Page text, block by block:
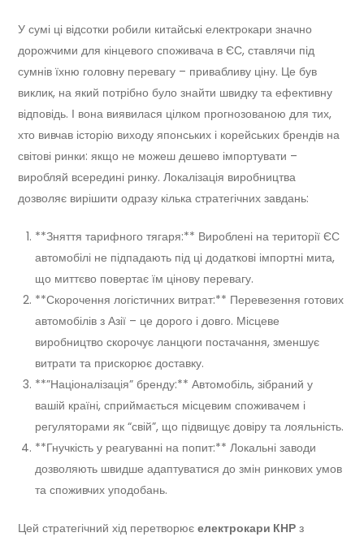
У сумі ці відсотки робили китайські електрокари значно
дорожчими для кінцевого споживача в ЄС, ставлячи під
сумнів їхню головну перевагу – привабливу ціну. Це був
виклик, на який потрібно було знайти швидку та ефективну
відповідь. І вона виявилася цілком прогнозованою для тих,
хто вивчав історію виходу японських і корейських брендів на
світові ринки: якщо не можеш дешево імпортувати –
виробляй всередині ринку. Локалізація виробництва
дозволяє вирішити одразу кілька стратегічних завдань:
**Зняття тарифного тягаря:** Вироблені на території ЄС
автомобілі не підпадають під ці додаткові імпортні мита,
що миттєво повертає їм цінову перевагу.
**Скорочення логістичних витрат:** Перевезення готових
автомобілів з Азії – це дорого і довго. Місцеве
виробництво скорочує ланцюги постачання, зменшує
витрати та прискорює доставку.
**”Націоналізація” бренду:** Автомобіль, зібраний у
вашій країні, сприймається місцевим споживачем і
регуляторами як “свій”, що підвищує довіру та лояльність.
**Гнучкість у реагуванні на попит:** Локальні заводи
дозволяють швидше адаптуватися до змін ринкових умов
та споживчих уподобань.
Цей стратегічний хід перетворюєелектрокари КНР з